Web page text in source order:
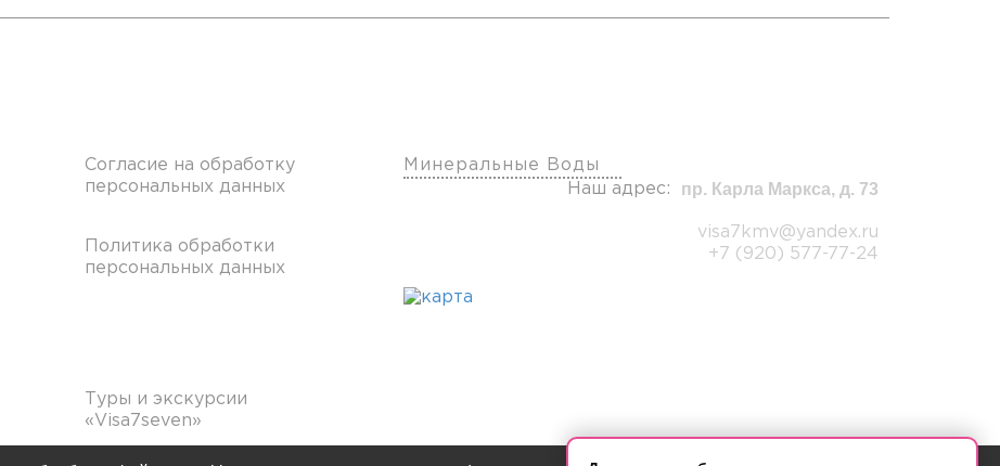
Согласие на обработку
персональных данных
Политика обработки
персональных данных
Туры и экскурсии
«Visa7seven»
Минеральные Воды
Наш адрес:
пр. Карла Маркса, д. 73
visa7kmv@yandex.ru
+7 (920) 577-77-24